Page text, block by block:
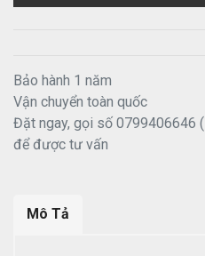
Bảo hành 1 năm
Vận chuyển toàn quốc
Đặt ngay, gọi số 0799406646
để được tư vấn
Mô Tả